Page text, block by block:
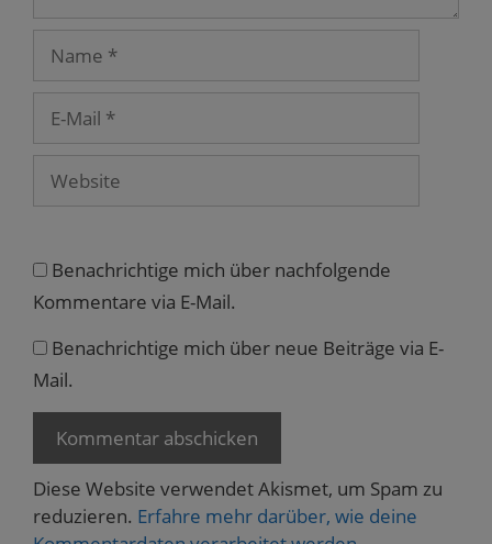
s
e
r
g
e
ö
f
n
t
Mail
Benachrichtige mich über nachfolgende
Kommentare via E-Mail.
Benachrichtige mich über neue Beiträge via E-
Mail.
Diese Website verwendet Akismet, um Spam zu
reduzieren. Erfahre mehr darüber, wie deine